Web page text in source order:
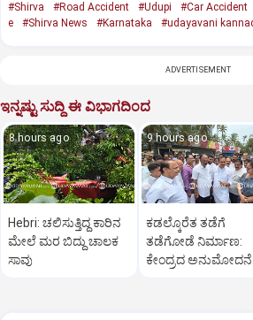
#Shirva #Road Accident #Udupi #Car Accident
e
#Shirva News #Karnataka #udayavani
ADVERTISEMENT
ಇನ್ನಷ್ಟು ಸುದ್ದಿ ಈ ವಿಭಾಗದಿಂದ
8 hours ago
Hebri: ಚಲಿಸುತ್ತಿದ್ದ ಕಾರಿನ
ಮೇಲೆ ಮರ ಬಿದ್ದು ಚಾಲಕ
ಸಾವು
9 hours ago
ಕಡಲ್ಕೊರೆತ ತಡೆಗೆ
ತಡೆಗೋಡೆ ನಿರ್ಮಾಣ:
ಕೇಂದ್ರದ ಅನುಮೋದನೆ